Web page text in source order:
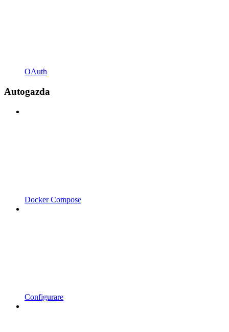
OAuth
Autogazda
Docker Compose
Configurare